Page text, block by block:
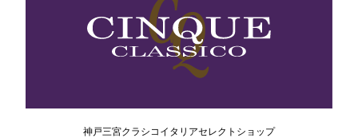
神戸三宮クラシコイタリアセレクトショップ